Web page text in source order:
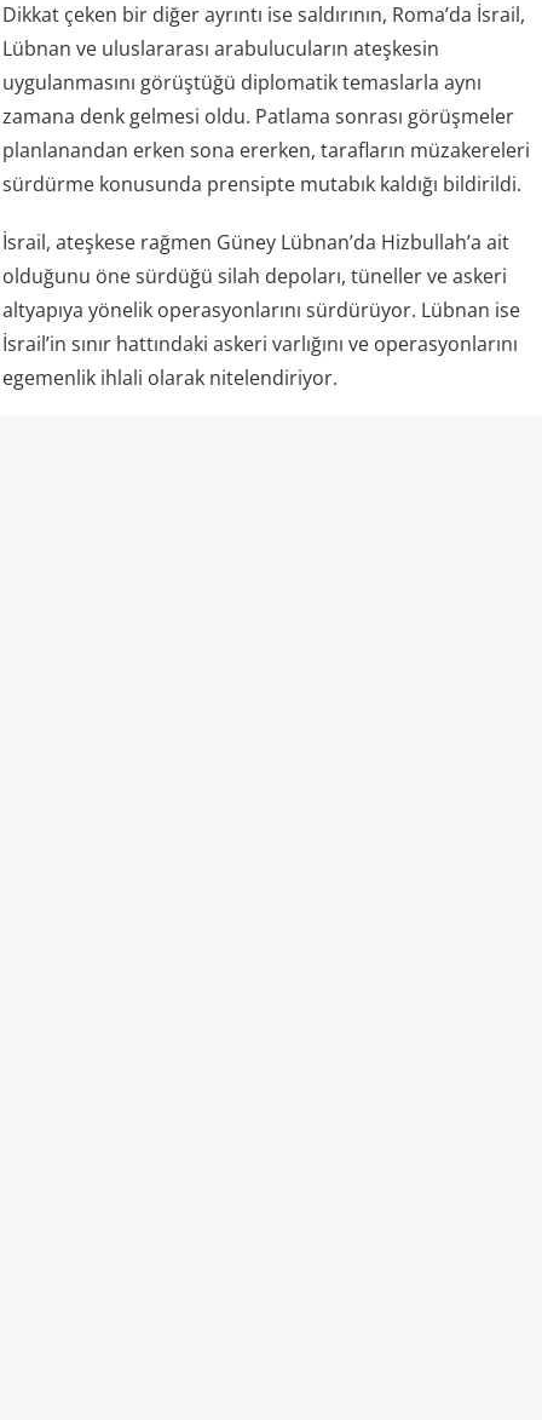
Dikkat çeken bir diğer ayrıntı ise saldırının, Roma’da İsrail,
Lübnan ve uluslararası arabulucuların ateşkesin
uygulanmasını görüştüğü diplomatik temaslarla aynı
zamana denk gelmesi oldu. Patlama sonrası görüşmeler
planlanandan erken sona ererken, tarafların müzakereleri
sürdürme konusunda prensipte mutabık kaldığı bildirildi.
İsrail, ateşkese rağmen Güney Lübnan’da Hizbullah’a ait
olduğunu öne sürdüğü silah depoları, tüneller ve askeri
altyapıya yönelik operasyonlarını sürdürüyor. Lübnan ise
İsrail’in sınır hattındaki askeri varlığını ve operasyonlarını
egemenlik ihlali olarak nitelendiriyor.